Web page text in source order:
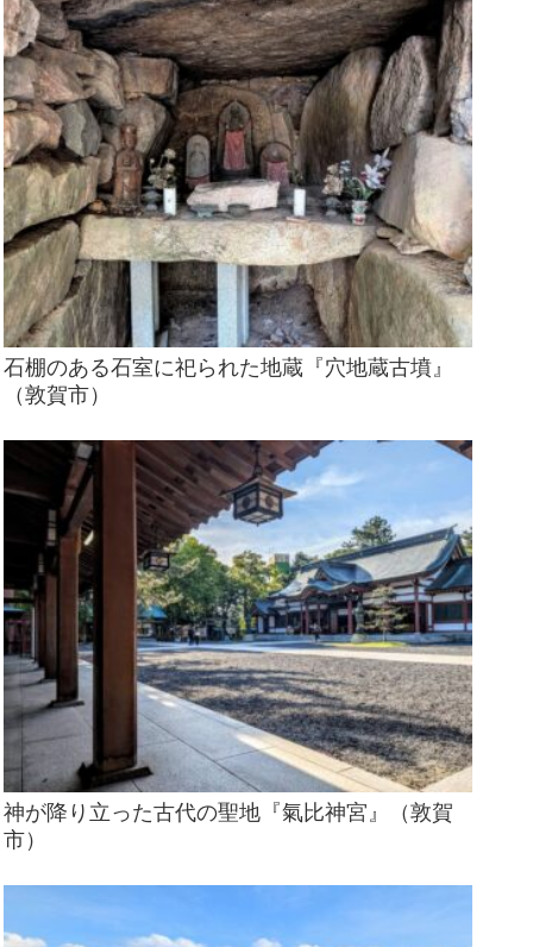
石棚のある石室に祀られた地蔵『穴地蔵古墳』
（敦賀市）
神が降り立った古代の聖地『氣比神宮』（敦賀
市）